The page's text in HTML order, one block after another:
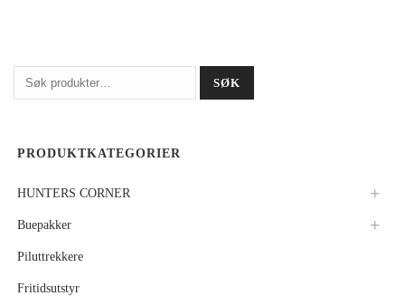
Søk
etter:
SØK
PRODUKTKATEGORIER
HUNTERS CORNER
Buepakker
Piluttrekkere
Fritidsutstyr